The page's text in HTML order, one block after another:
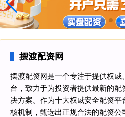
摆渡配资网
摆渡配资网是一个专注于提供权
台，致力于为投资者提供最新的
决方案。作为十大权威安全配资
核机制，甄选出正规合法的配资